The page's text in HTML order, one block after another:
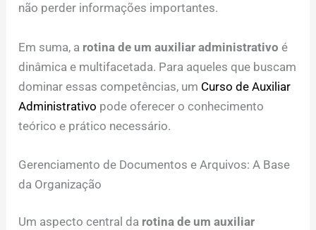
não perder informações importantes.
Em suma, a rotina de um auxiliar administrativo é
dinâmica e multifacetada. Para aqueles que buscam
dominar essas competências, um Curso de Auxiliar
Administrativo pode oferecer o conhecimento
teórico e prático necessário.
Gerenciamento de Documentos e Arquivos: A Base
da Organização
Um aspecto central da rotina de um auxiliar